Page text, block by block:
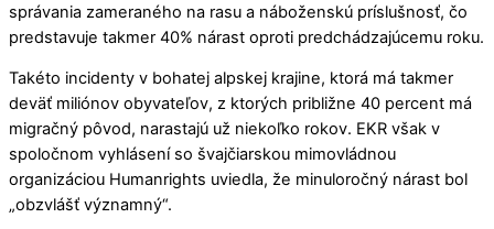
správania zameraného na rasu a náboženskú príslušnosť, čo
predstavuje takmer 40% nárast oproti predchádzajúcemu roku.
Takéto incidenty v bohatej alpskej krajine, ktorá má takmer
deväť miliónov obyvateľov, z ktorých približne 40 percent má
migračný pôvod, narastajú už niekoľko rokov. EKR však v
spoločnom vyhlásení so švajčiarskou mimovládnou
organizáciou Humanrights uviedla, že minuloročný nárast bol
„obzvlášť významný“.